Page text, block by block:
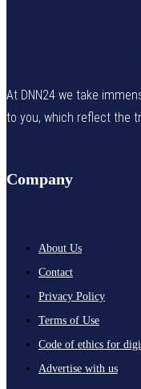
At DNN24 we take
to you, which reflect the
Company
About Us
Contact
Privacy Policy
Terms of Use
Code of ethics for
Advertise with us